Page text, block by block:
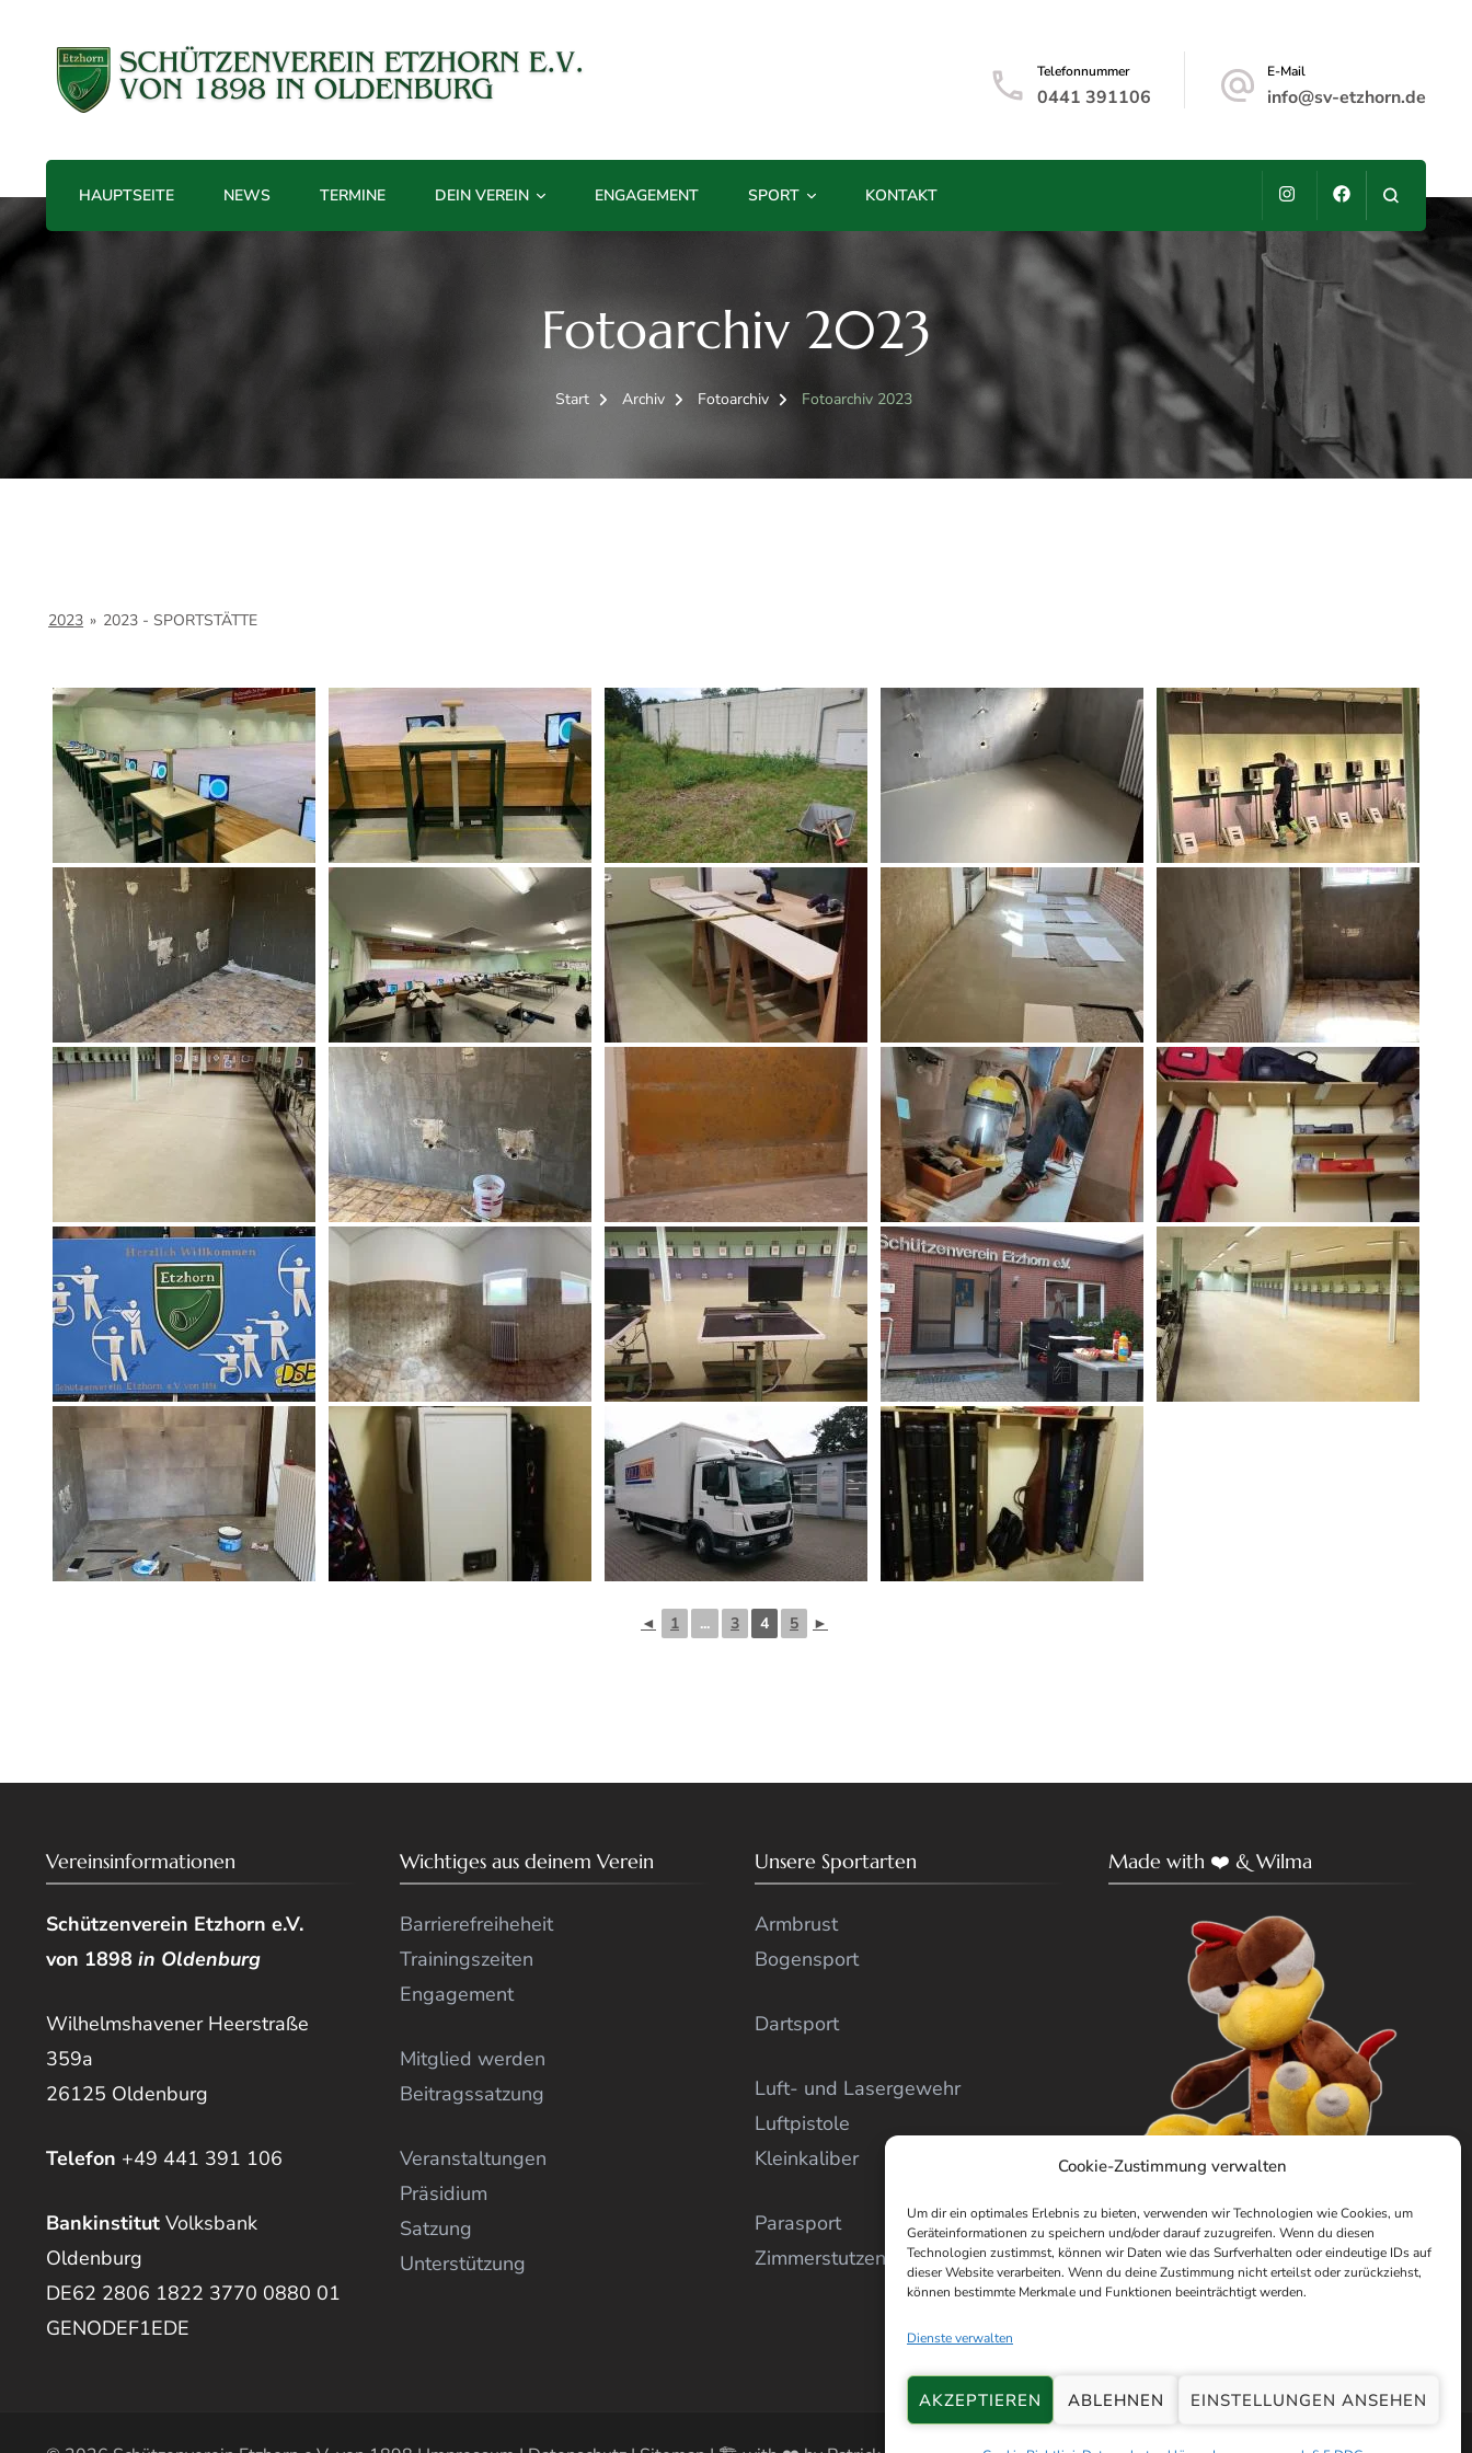
Cookie-Zustimmung verwalten
Um dir ein optimales Erlebnis zu bieten, verwenden wir Technologien wie Cookies, um
Geräteinformationen zu speichern und/oder darauf zuzugreifen. Wenn du diesen
Technologien zustimmst, können wir Daten wie das Surfverhalten oder eindeutige IDs auf
dieser Website verarbeiten. Wenn du deine Zustimmung nicht erteilst oder zurückziehst,
können bestimmte Merkmale und Funktionen beeinträchtigt werden.
Dienste verwalten
AKZEPTIEREN ABLEHNEN EINSTELLUNGEN ANSEHEN
Schützenverein Etzhorn e.V. von 1898
Treffender geht's nicht!
Telefonnummer
0441 391106
E-Mail
info@sv-etzhorn.de
HAUPTSEITE NEWS TERMINE DEIN VEREIN ENGAGEMENT SPORT KONTAKT
Fotoarchiv 2023
Start Archiv Fotoarchiv Fotoarchiv 2023
2023 » 2023 - SPORTSTÄTTE
◄ 1 ... 3 4 5 ►
Vereinsinformationen
Schützenverein Etzhorn e.V.
von 1898 in Oldenburg
Wilhelmshavener Heerstraße
359a
26125 Oldenburg
Telefon +49 441 391 106
Bankinstitut Volksbank
Oldenburg
DE62 2806 1822 3770 0880 01
GENODEF1EDE
Wichtiges aus deinem Verein
Barrierefreiheheit
Trainingszeiten
Engagement
Mitglied werden
Beitragssatzung
Veranstaltungen
Präsidium
Satzung
Unterstützung
Unsere Sportarten
Armbrust
Bogensport
Dartsport
Luft- und Lasergewehr
Luftpistole
Kleinkaliber
Parasport
Zimmerstutzen
Made with ❤️ & Wilma